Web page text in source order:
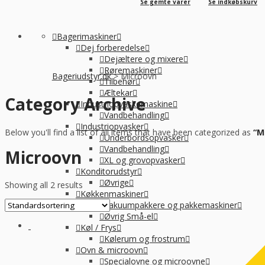
Se gemte varer
Se indkøbskurv
Bagerimaskiner
Dej forberedelse
Dejæltere og mixere
Røremaskiner
Tilbehør
Æltekar
Industriopvaskemaskine
Vandbehandling
Industriopvasker
Underbordsopvasker
Vandbehandling
XL og grovopvasker
Konditorudstyr
Øvrige
Køkkenmaskiner
Vakuumpakkere og pakkemaskiner
Øvrig Små-el
Køl / Frys
Kølerum og frostrum
Ovn & microovn
Specialovne og microovne
Bageriudstyr.dk >Microovn
Category Archive
Below you'll find a list of all items that have been categorized as
Microovn
Showing all 2 results